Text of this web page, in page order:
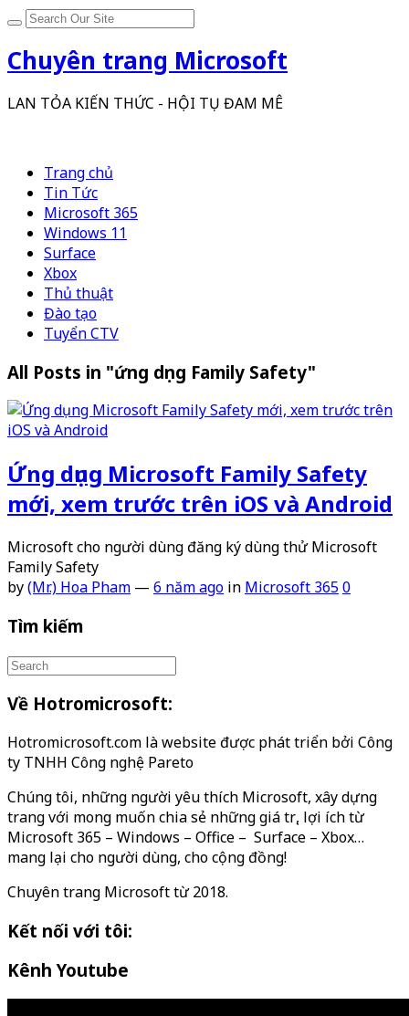
Chuyên trang Microsoft
LAN TỎA KIẾN THỨC - HỘI TỤ ĐAM MÊ
Trang chủ
Tin Tức
Microsoft 365
Windows 11
Surface
Xbox
Thủ thuật
Đào tạo
Tuyển CTV
All Posts in "ứng dụng Family Safety"
Ứng dụng Microsoft Family Safety
mới, xem trước trên iOS và Android
Microsoft cho người dùng đăng ký dùng thử Microsoft
Family Safety
by(Mr.) Hoa Pham — 6 năm ago in Microsoft 3650
Tìm kiếm
Về Hotromicrosoft:
Hotromicrosoft.com là website được phát triển bởi Công
ty TNHH Công nghệ Pareto
Chúng tôi, những người yêu thích Microsoft, xây dựng
trang với mong muốn chia sẻ những giá trị, lợi ích từ
Microsoft 365 – Windows – Office – Surface – Xbox…
mang lại cho người dùng, cho cộng đồng!
Chuyên trang Microsoft từ 2018.
Kết nối với tôi:
Kênh Youtube